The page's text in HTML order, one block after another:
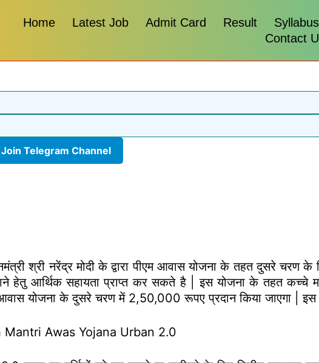
Home Latest Job Admit Card Result Syllabus
Contact
Join Telegram Channel
श्री नरेंद्र मोदी के द्वारा पीएम आवास योजना के तहत दुसरे
आर्थिक सहायता प्राप्त कर सकते है | इस योजना के तहत कच्चे
योजना के दुसरे चरण में 2,50,000 रूपए प्रदान किया जाएगा | इस
Mantri Awas Yojana Urban 2.0